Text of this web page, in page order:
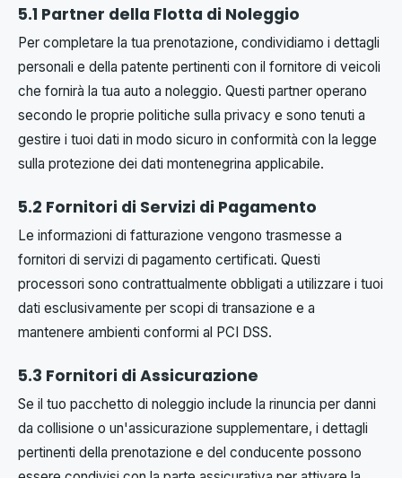
5.1 Partner della Flotta di Noleggio
Per completare la tua prenotazione, condividiamo i dettagli
personali e della patente pertinenti con il fornitore di veicoli
che fornirà la tua auto a noleggio. Questi partner operano
secondo le proprie politiche sulla privacy e sono tenuti a
gestire i tuoi dati in modo sicuro in conformità con la legge
sulla protezione dei dati montenegrina applicabile.
5.2 Fornitori di Servizi di Pagamento
Le informazioni di fatturazione vengono trasmesse a
fornitori di servizi di pagamento certificati. Questi
processori sono contrattualmente obbligati a utilizzare i tuoi
dati esclusivamente per scopi di transazione e a
mantenere ambienti conformi al PCI DSS.
5.3 Fornitori di Assicurazione
Se il tuo pacchetto di noleggio include la rinuncia per danni
da collisione o un'assicurazione supplementare, i dettagli
pertinenti della prenotazione e del conducente possono